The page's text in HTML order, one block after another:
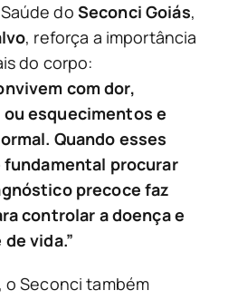
do Seconci Goiás,
, reforça a importância
do corpo:
com dor,
esquecimentos e
Quando esses
procurar
precoce faz
controlar a doença e
vida.”
o Seconci também